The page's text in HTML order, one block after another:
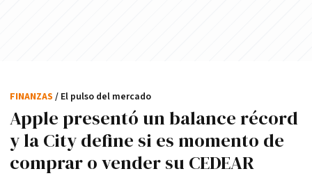
Apple presentó un balance récord
y la City define si es momento de
comprar o vender su CEDEAR
FINANZAS / El pulso del mercado